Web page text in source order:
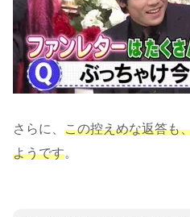
さらに、 この控えめな返答も
ようです。